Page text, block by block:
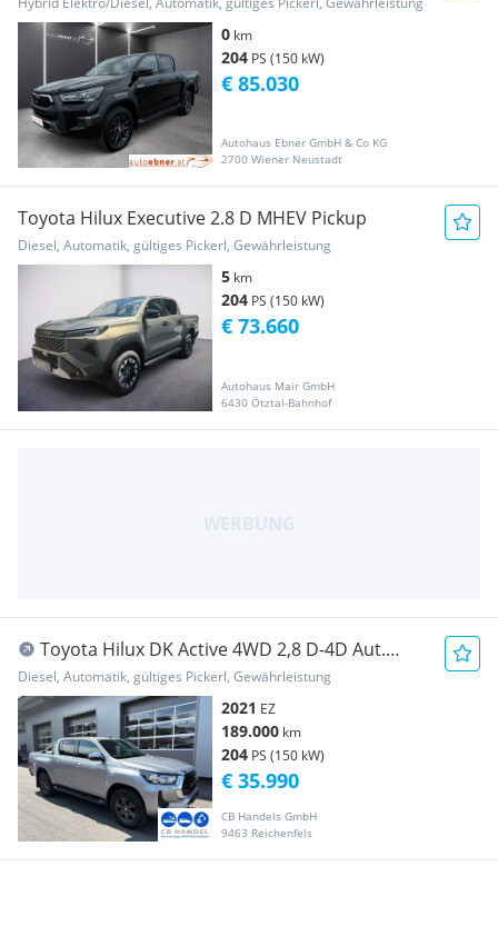
0 km
204 PS (150 kW)
Autohaus Ebner GmbH & Co KG
2700 Wiener Neustadt
€ 85.030
Toyota Hilux Executive 2.8 D MHEV Pickup
Diesel, Automatik, gültiges Pickerl, Gewährleistung
5 km
204 PS (150 kW)
Autohaus Mair GmbH
6430 Ötztal-Bahnhof
€ 73.660
Toyota Hilux DK Active 4WD 2,8 D-4D Aut.
Pickup
Diesel, Automatik, gültiges Pickerl, Gewährleistung
2021 EZ
189.000 km
204 PS (150 kW)
CB Handels GmbH
9463 Reichenfels
€ 35.990